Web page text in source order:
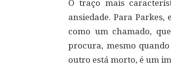
O traço mais
ansiedade. Para
como um chamado,
procura, mesmo
outro está morto, é um